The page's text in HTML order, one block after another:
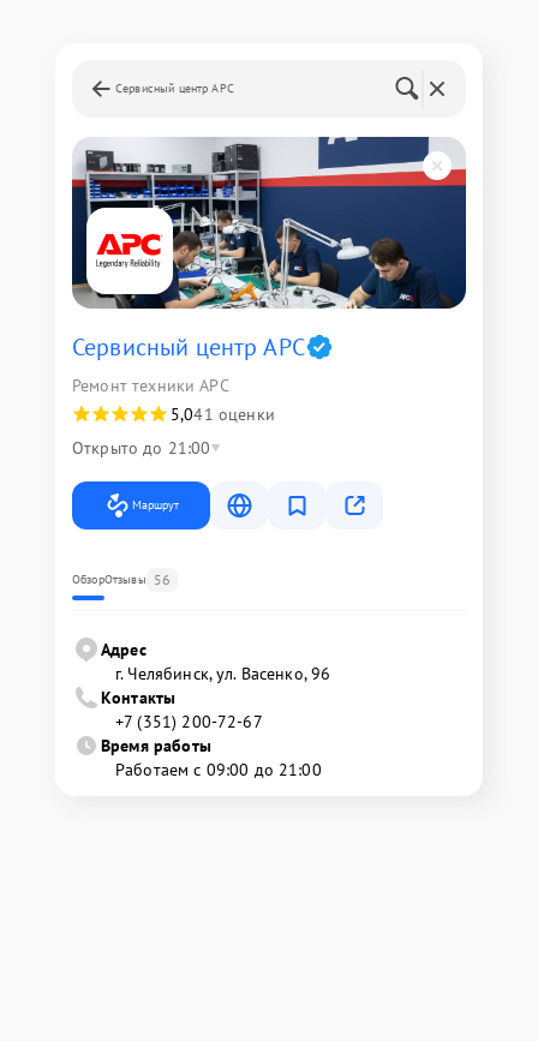
Сервисный центр APC
Сервисный центр APC
Ремонт техники APC
5,041 оценки
Открыто до 21:00
Маршрут
ОбзорОтзывы 56
Адрес
г. Челябинск, ул. Васенко, 96
Контакты
+7 (351) 200-72-67
Время работы
Работаем с 09:00 до 21:00